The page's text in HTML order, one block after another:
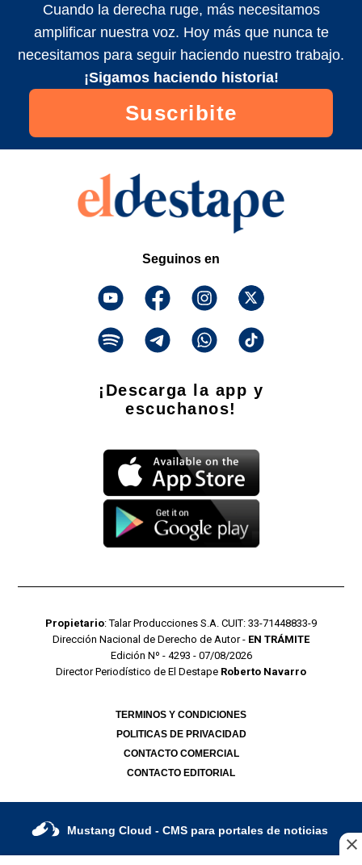
Cuando la derecha ruge, más necesitamos
amplificar nuestra voz. Hoy más que nunca te
necesitamos para seguir haciendo nuestro trabajo.
¡Sigamos haciendo historia!
Suscribite
Seguinos en
¡Descarga la app y
escuchanos!
Propietario: Talar Producciones S.A. CUIT: 33-71448833-9
Dirección Nacional de Derecho de Autor - EN TRÁMITE
Edición Nº - 4293 - 07/08/2026
Director Periodístico de El Destape Roberto Navarro
TERMINOS Y CONDICIONES
POLITICAS DE PRIVACIDAD
CONTACTO COMERCIAL
CONTACTO EDITORIAL
Mustang Cloud - CMS para portales de noticias